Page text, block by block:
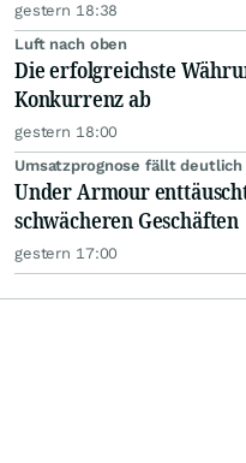
gestern 18:38
Luft nach oben
Die erfolgreichste
Konkurrenz ab
gestern 18:00
Umsatzprognose fällt deutlich
Under Armour
schwächeren Geschäften
gestern 17:00